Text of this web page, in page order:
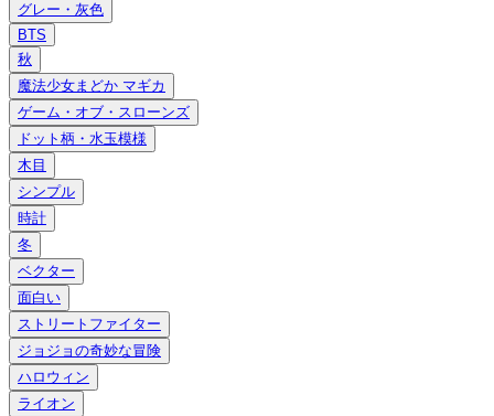
グレー・灰色
BTS
秋
魔法少女まどか マギカ
ゲーム・オブ・スローンズ
ドット柄・水玉模様
木目
シンプル
時計
冬
ベクター
面白い
ストリートファイター
ジョジョの奇妙な冒険
ハロウィン
ライオン